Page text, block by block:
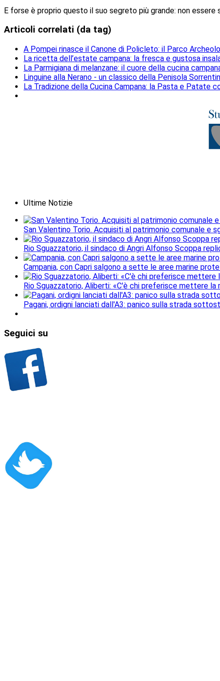
E forse è proprio questo il suo segreto più grande: non
Articoli correlati (da tag)
A Pompei rinasce il Canone di Policleto: il Parco
La ricetta dell’estate campana: la fresca e gustosa
La Parmigiana di melanzane: il cuore della cucina
Linguine alla Nerano - un classico della Penisola
La Tradizione della Cucina Campana: la Pasta e Patate
Ultime Notizie
San Valentino Torio. Acquisiti al patrimonio comunale e
Rio Sguazzatorio, il sindaco di Angri Alfonso Scoppa
Campania, con Capri salgono a sette le aree marine
Rio Sguazzatorio, Aliberti: «C'è chi preferisce mettere la
Pagani, ordigni lanciati dall'A3: panico sulla strada
Seguici su